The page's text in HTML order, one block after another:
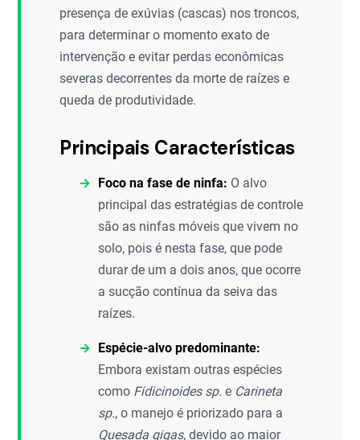
presença de exúvias (cascas) nos troncos,
para determinar o momento exato de
intervenção e evitar perdas econômicas
severas decorrentes da morte de raízes e
queda de produtividade.
Principais Características
Foco na fase de ninfa: O alvo
principal das estratégias de controle
são as ninfas móveis que vivem no
solo, pois é nesta fase, que pode
durar de um a dois anos, que ocorre
a sucção contínua da seiva das
raízes.
Espécie-alvo predominante:
Embora existam outras espécies
como Fidicinoides sp. e Carineta
sp., o manejo é priorizado para a
Quesada gigas, devido ao maior